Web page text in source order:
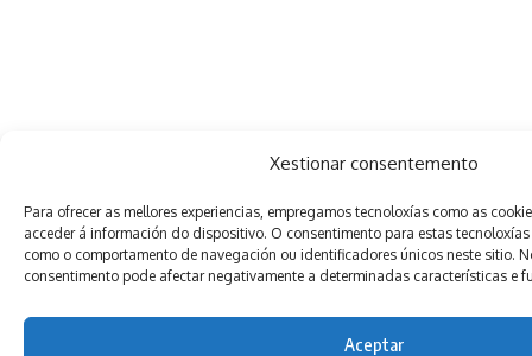
Xestionar consentemento
Para ofrecer as mellores experiencias, empregamos tecnoloxías como as
acceder á información do dispositivo. O consentimento para estas
como o comportamento de navegación ou identificadores únicos neste sitio.
consentimento pode afectar negativamente a determinadas características e
Aceptar